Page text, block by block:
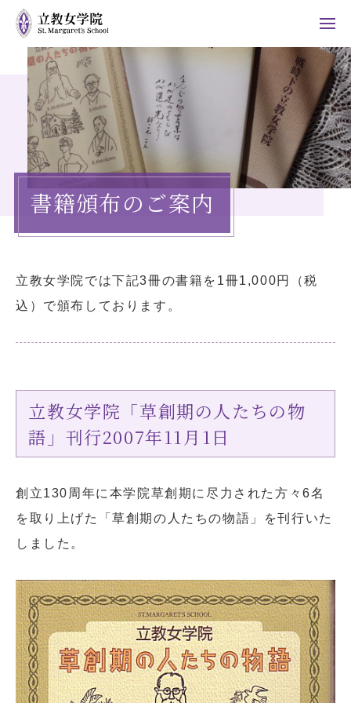
ホーム
学院について
施設紹介
ご支援のお願い（ご寄付）
書籍・CDのご案内
お知らせ 情報公開
リンク マップ
個人情報の取り扱いについて
書籍頒布のご案内
立教女学院では下記3冊の書籍を1冊1,000円（税
込）で頒布しております。
立教女学院「草創期の人たちの物
語」刊行2007年11月1日
創立130周年に本学院草創期に尽力された方々6名
を取り上げた「草創期の人たちの物語」を刊行いた
しました。